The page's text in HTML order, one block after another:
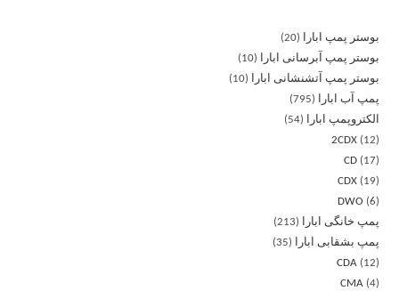
بوستر پمپ ابارا
20
بوستر پمپ آبرسانی ابارا
10
بوستر پمپ آتشنشانی ابارا
10
پمپ آب ابارا
795
الکتروپمپ ابارا
54
2CDX
12
CD
17
CDX
19
DWO
6
پمپ خانگی ابارا
213
پمپ بشقابی ابارا
35
CDA
12
CMA 4